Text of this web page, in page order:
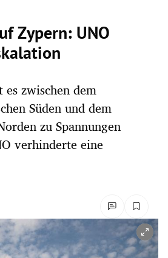
Zypern: UNO
zwischen dem
Süden und dem
zu Spannungen
verhinderte eine
schließen